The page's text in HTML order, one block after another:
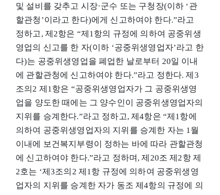
및 설비를 갖추고 시장·군수 또는 구청장(이하 ‘관
할관청’이라고 한다)에게 신고하여야 한다.”라고
정하고, 제2항은 “제1항의 규정에 의하여 공중위생
영업의 신고를 한 자(이하 ‘공중위생영업자’라고 한
다)는 공중위생영업을 폐업한 날로부터 20일 이내
에 관할관청에 신고하여야 한다.”라고 정한다. 제3
조의2 제1항은 “공중위생영업자가 그 공중위생영
업을 양도한 때에는 그 양수인이 공중위생영업자의
지위를 승계한다.”라고 정하고, 제4항은 “제1항에
의하여 공중위생영업자의 지위를 승계한 자는 1월
이내에 보건복지부령이 정하는 바에 따라 관할관청
에 신고하여야 한다.”라고 정하며, 제20조 제2항 제
2호는 ‘제3조의2 제1항 규정에 의하여 공중위생영
업자의 지위를 승계한 자가 동조 제4항의 규정에 의